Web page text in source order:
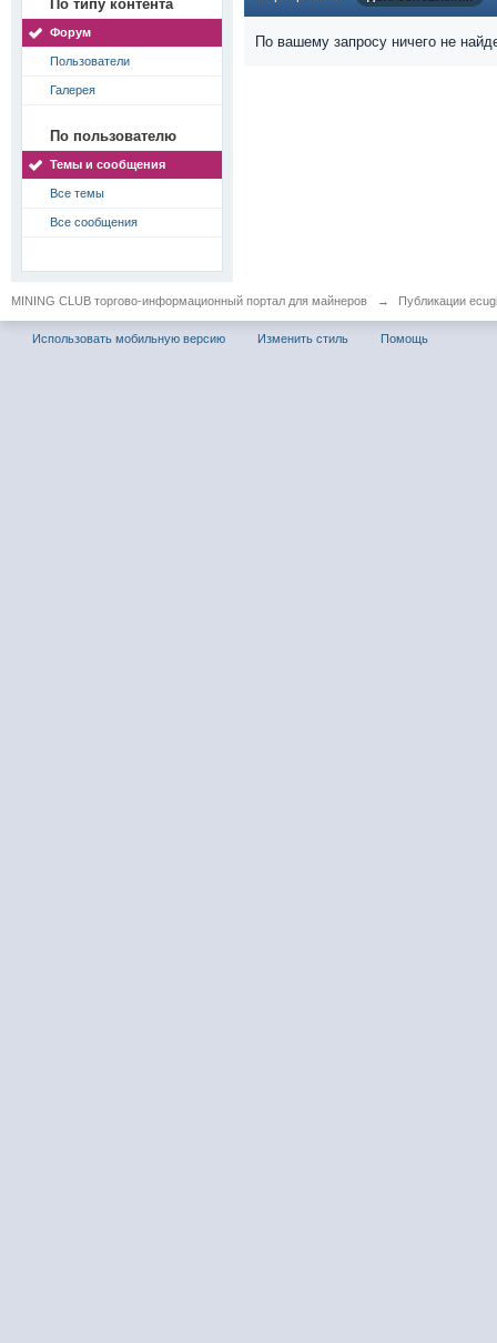
По типу контента
Форум
Пользователи
Галерея
По пользователю
Темы и сообщения
Все темы
Все сообщения
По вашему запросу ничего не
MINING CLUB торгово-информационный портал для майнеров → Публикации
Использовать мобильную версию Изменить стиль Помощь